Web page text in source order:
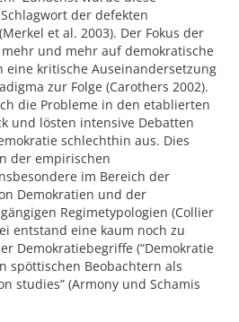
der defekten
et al. 2003). Der Fokus der
und mehr auf demokratische
eine kritische Auseinandersetzung
zur Folge (Carothers 2002).
die Probleme in den etablierten
und lösten intensive Debatten
schlechthin aus. Dies
der empirischen
im Bereich der
Demokratien und der
Regimetypologien (Collier
entstand eine kaum noch zu
Demokratiebegriffe (“Demokratie
spöttischen Beobachtern als
studies” (Armony und Schamis